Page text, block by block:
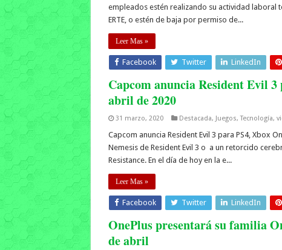
empleados estén realizando su actividad laboral
ERTE, o estén de baja por permiso de...
Leer Mas »
Facebook Twitter LinkedIn
Capcom anuncia Resident Evil
abril de 2020
31 marzo, 2020 Destacada, Juegos,Tecnología,
Capcom anuncia Resident Evil 3 para PS4, Xbox
Nemesis de Resident Evil 3 o a un retorcido
Resistance. En el día de hoy en la e...
Leer Mas »
Facebook Twitter LinkedIn
OnePlus presentará su familia
de abril